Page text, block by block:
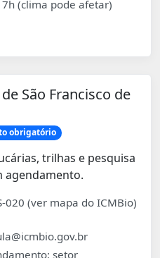
(clima pode afetar)
São Francisco de
obrigatório
trilhas e pesquisa
agendamento.
020 (ver mapa do ICMBio)
setor